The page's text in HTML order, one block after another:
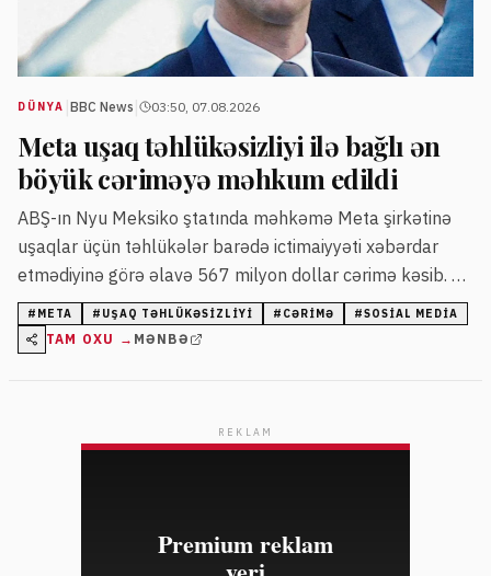
DÜNYA BBC News 03:50, 07.08.2026
Meta uşaq təhlükəsizliyi ilə bağlı ən
böyük cəriməyə məhkum edildi
ABŞ-ın Nyu Meksiko ştatında məhkəmə Meta şirkətinə
uşaqlar üçün təhlükələr barədə ictimaiyyəti xəbərdar
etmədiyinə görə əlavə 567 milyon dollar cərimə kəsib. Bu
qərar sosial media nəhənginə qarşı uşaq təhlükəsizliyi ilə
bağlı verilən ən böyük məhkəmə hökmüdür.
# META # UŞAQ TƏHLÜKƏSIZLIYI # CƏRIMƏ #SOSIAL MEDIA
TAM OXU → MƏNBƏ
REKLAM